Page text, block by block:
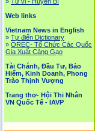
Web links
Vietnam News in English
» Tự điển Dictionary
» OREC- Tố Chức Các Quốc
Gia Xuất Cảng Gạo
Tài Chánh, Đầu Tư, Bảo
Hiểm, Kinh Doanh, Phong
Trào Thịnh Vượng
Trang thơ- Hội Thi Nhân
VN Quốc Tế - IAVP